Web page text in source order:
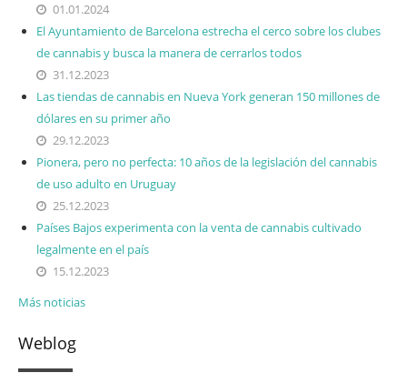
01.01.2024
El Ayuntamiento de Barcelona estrecha el cerco sobre los clubes
de cannabis y busca la manera de cerrarlos todos
31.12.2023
Las tiendas de cannabis en Nueva York generan 150 millones de
dólares en su primer año
29.12.2023
Pionera, pero no perfecta: 10 años de la legislación del cannabis
de uso adulto en Uruguay
25.12.2023
Países Bajos experimenta con la venta de cannabis cultivado
legalmente en el país
15.12.2023
Más noticias
Weblog